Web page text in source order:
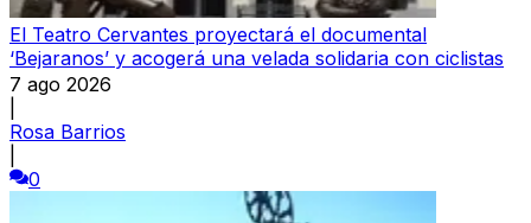
El Teatro Cervantes proyectará el documental
‘Bejaranos’ y acogerá una velada solidaria con ciclistas
7 ago 2026
Rosa Barrios
0